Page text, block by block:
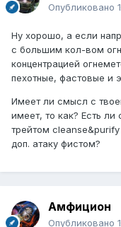
Опубликовано
Ну хорошо, а если
с большим кол-вом
концентрацией
пехотные, фастовые и
Имеет ли смысл с
имеет, то как? Есть
трейтом
доп. атаку фистом?
Амфицион
Опубликовано